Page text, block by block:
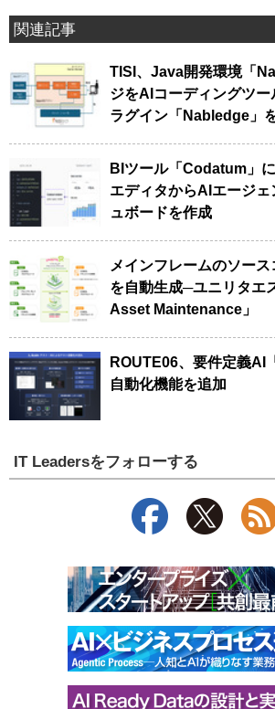
関連記事
TISI、Java開発環境「
ジをAIコーディングツ
ラグイン「Nabledge」
BIツール「Codatum」
エディタからAIエージ
ュボードを作成
メインフレームのソー
を自動生成─ユニリタエ
Asset Maintenance」
ROUTE06、要件定義AI
自動化機能を追加
IT Leadersをフォローする